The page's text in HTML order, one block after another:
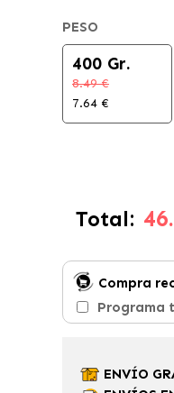
PESO
400 Gr.
8.49 €
7.64 €
Total:
Compra
Programa
ENVÍO